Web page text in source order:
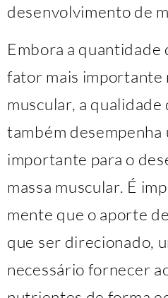
desenvolvimento de
Embora a quantidade
fator mais importante
muscular, a
também desempenha
importante para o
massa muscular. É
mente que o aporte
que ser direcionado,
necessário fornecer